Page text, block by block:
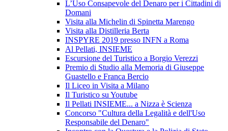
L’Uso Consapevole del Denaro per i Cittadini di
Domani
Visita alla Michelin di Spinetta Marengo
Visita alla Distilleria Berta
INSPYRE 2019 presso INFN a Roma
Al Pellati, INSIEME
Escursione del Turistico a Borgio Verezzi
Premio di Studio alla Memoria di Giuseppe
Guastello e Franca Bercio
Il Liceo in Visita a Milano
Il Turistico su Youtube
Il Pellati INSIEME... a Nizza è Scienza
Concorso "Cultura della Legalità e dell'Uso
Responsabile del Denaro"